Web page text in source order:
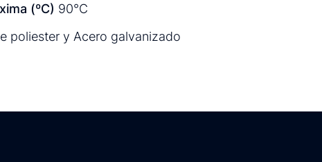
(ºC) 90°C
poliester y Acero galvanizado